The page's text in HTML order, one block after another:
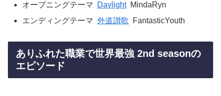
オープニングテーマ Daylight MindaRyn
エンディングテーマ 外道讃歌 FantasticYouth
ありふれた職業で世界最強 2nd seasonの
エピソード